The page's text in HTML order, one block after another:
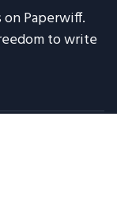
Paperwiff.
to write